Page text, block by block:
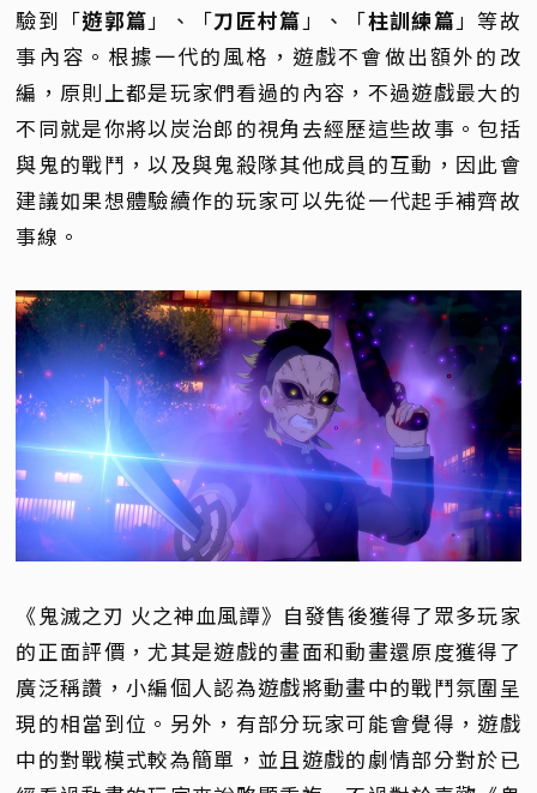
驗到「遊郭篇 」、「刀匠村篇 」、「柱訓練篇 」等故
事內容。根據一代的風格，遊戲不會做出額外的改
編，原則上都是玩家們看過的內容，不過遊戲最大的
不同就是你將以炭治郎的視角去經歷這些故事。包括
與鬼的戰鬥，以及與鬼殺隊其他成員的互動，因此會
建議如果想體驗續作的玩家可以先從一代起手補齊故
事線。
《鬼滅之刃 火之神血風譚》自發售後獲得了眾多玩家
的正面評價，尤其是遊戲的畫面和動畫還原度獲得了
廣泛稱讚，小編個人認為遊戲將動畫中的戰鬥氛圍呈
現的相當到位。另外，有部分玩家可能會覺得，遊戲
中的對戰模式較為簡單，並且遊戲的劇情部分對於已